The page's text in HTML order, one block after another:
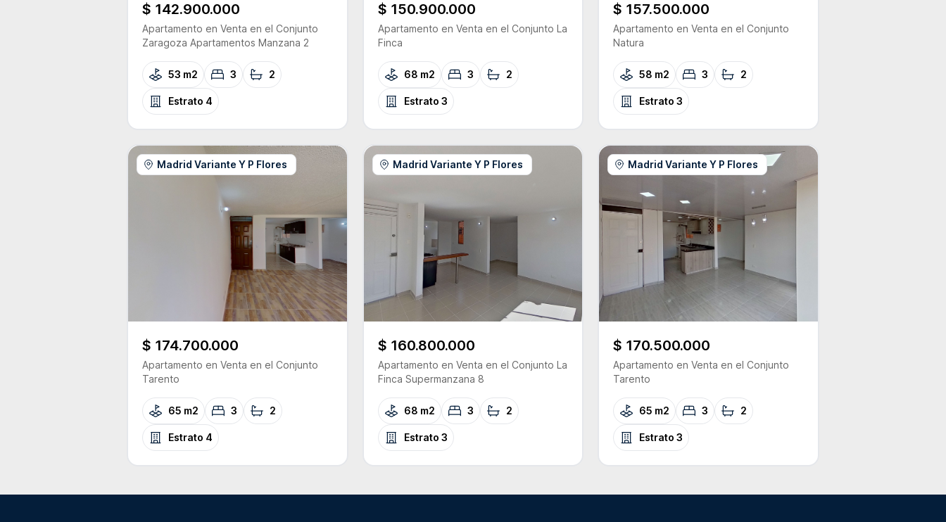
$ 142.900.000
Apartamento en Venta en el Conjunto
Zaragoza Apartamentos Manzana 2
53 m2 3 2
Estrato 4
$ 150.900.000
Apartamento en Venta en el Conjunto La
Finca
68 m2 3 2
Estrato 3
$ 157.500.000
Apartamento en Venta en el Conjunto
Natura
58 m2 3 2
Estrato3
Madrid Variante Y P Flores
$ 174.700.000
Apartamento en Venta en el Conjunto
Tarento
65 m2 3 2
Estrato 4
Madrid Variante Y P Flores
$ 160.800.000
Apartamento en Venta en el Conjunto La
Finca Supermanzana 8
68 m2 3 2
Estrato 3
Madrid Variante Y P Flores
$ 170.500.000
Apartamento en Venta en el Conjunto
Tarento
65 m2 3 2
Estrato3